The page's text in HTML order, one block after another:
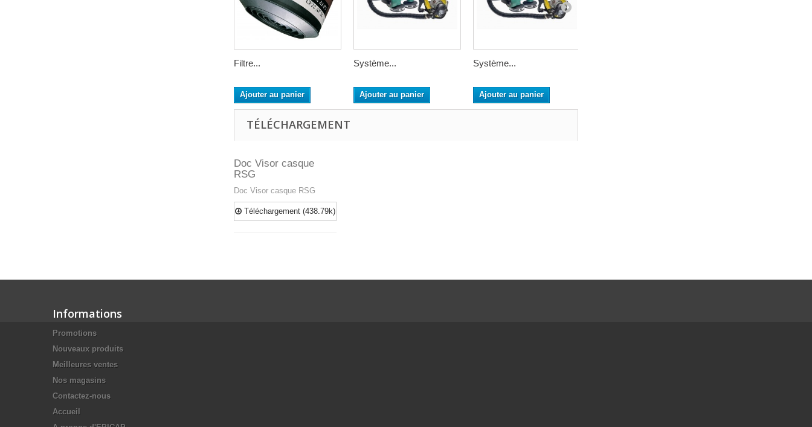
Filtre...
Ajouter au panier
Système...
Ajouter au panier
Système...
Ajouter au panier
TÉLÉCHARGEMENT
Doc Visor casque
RSG
Doc Visor casque RSG
Téléchargement (438.79k)
Informations
Promotions
Nouveaux produits
Meilleures ventes
Nos magasins
Contactez-nous
Accueil